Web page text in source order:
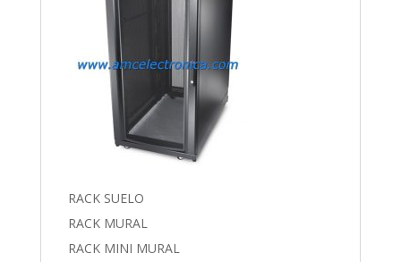
RACK SUELO
RACK MURAL
RACK MINI MURAL